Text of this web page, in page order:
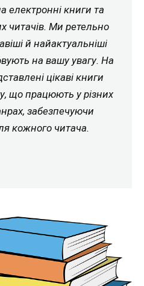
електронні книги та
читачів. Ми ретельно
й найактуальніші
на вашу увагу. На
цікаві книги
що працюють у різних
забезпечуючи
кожного читача.